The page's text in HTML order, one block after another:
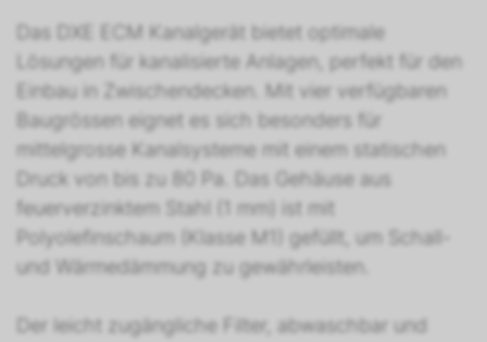
Das DXE ECM Kanalgerät bietet optimale
Lösungen für kanalisierte Anlagen, perfekt für den
Einbau in Zwischendecken. Mit vier verfügbaren
Baugrössen eignet es sich besonders für
mittelgrosse Kanalsysteme mit einem statischen
Druck von bis zu 80 Pa. Das Gehäuse aus
feuerverzinktem Stahl (1 mm) ist mit
Polyolefinschaum (Klasse M1) gefüllt, um Schall-
und Wärmedämmung zu gewährleisten.
Der leicht zugängliche Filter, abwaschbar und